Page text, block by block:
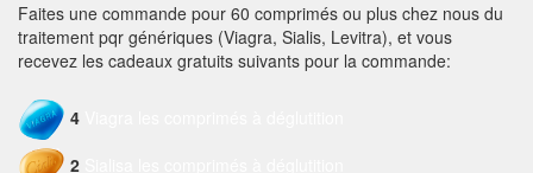
Faites une commande pour 60 comprimés ou plus chez nous du
traitement pqr génériques (Viagra, Sialis, Levitra), et vous
recevez les cadeaux gratuits suivants pour la commande:
4
2